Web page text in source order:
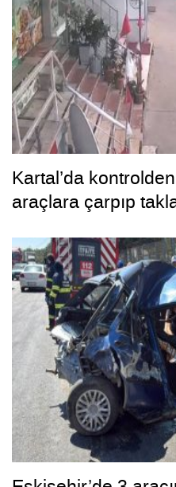
Kartal’da
araçlara çarpıp